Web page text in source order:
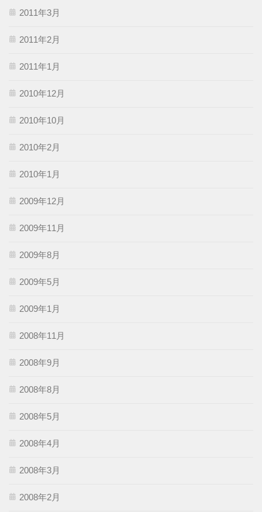
2011年3月
2011年2月
2011年1月
2010年12月
2010年10月
2010年2月
2010年1月
2009年12月
2009年11月
2009年8月
2009年5月
2009年1月
2008年11月
2008年9月
2008年8月
2008年5月
2008年4月
2008年3月
2008年2月